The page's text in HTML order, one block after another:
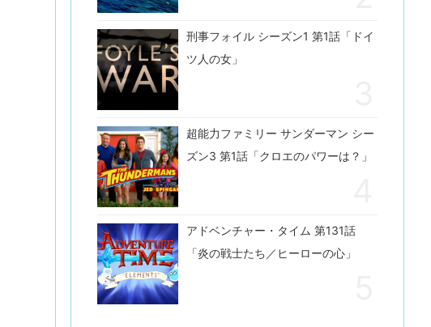
刑事フォイル シーズン1 第1話「ドイ
ツ人の女」
超能力ファミリー サンダーマン シー
ズン3 第1話「クロエのパワーは？」
アドベンチャー・タイム 第131話
「炎の戦士たち／ヒーローの心」